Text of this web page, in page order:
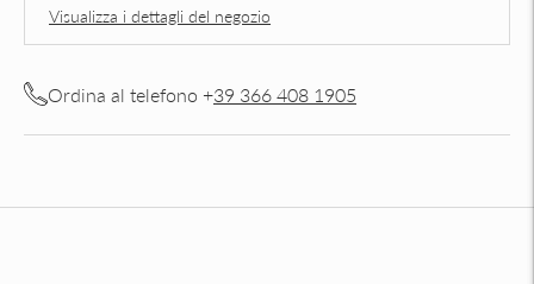
Visualizza i dettagli del negozio
Ordina al telefono +39 366 408 1905
un